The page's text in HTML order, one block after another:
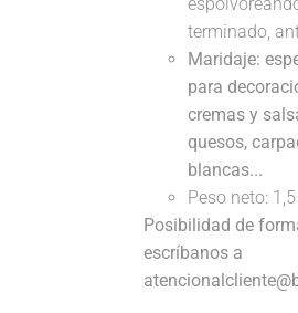
terminado,
Maridaje:
para
cremas y
quesos,
blancas...
Peso neto:
Posibilidad de
escríbanos a